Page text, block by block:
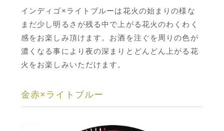
インディゴ×ライトブルーは花火の始まりの様な
まだ少し明るさが残る中で上がる花火のわくわく
感をお楽しみ頂けます。お酒を注ぐを周りの色が
濃くなる事により夜の深まりとどんどん上がる花
火をお楽しみいただけます。
金赤×ライトブルー